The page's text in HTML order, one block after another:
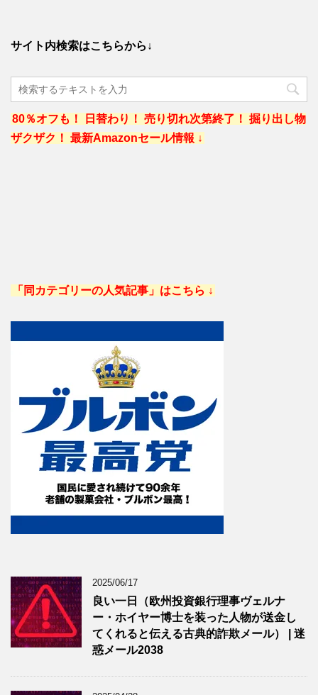
サイト内検索はこちらから↓
80％オフも！ 日替わり！ 売り切れ次第終了！ 掘り出し物
ザクザク！ 最新Amazonセール情報 ↓
「同カテゴリーの人気記事」はこちら ↓
2025/06/17
良い一日（欧州投資銀行理事ヴェルナ
ー・ホイヤー博士を装った人物が送金し
てくれると伝える古典的詐欺メール） | 迷
惑メール2038